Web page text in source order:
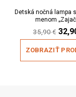
Detská nočná lampa
menom
35,90€
price
was:
ZOBRAZIŤ